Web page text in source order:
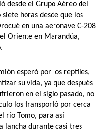
desde el Grupo Aéreo del
horas desde que los
en una aeronave C-208
Oriente en Marandúa,
esperó por los reptiles,
su vida, ya que después
en el siglo pasado, no
los transportó por cerca
río Tomo, para así
lancha durante casi tres